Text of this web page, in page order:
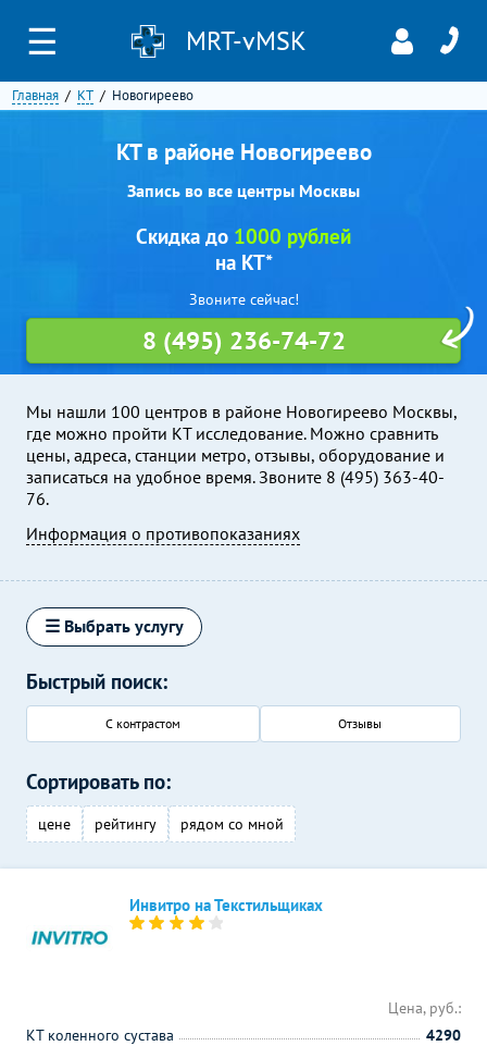
☰ MRT-vMSK
Главная КТ Новогиреево
КТ в районе Новогиреево
Запись во все центры Москвы
Мы нашли 100 центров в районе Новогиреево Москвы,
где можно пройти КТ исследование. Можно сравнить
цены, адреса, станции метро, отзывы, оборудование и
записаться на удобное время. Звоните 8 (495) 363-40-
76.
Информация о противопоказаниях
Скидка до 1000 рублей
на КТ*
Звоните сейчас!
8 (495) 236-74-72
☰ Выбрать услугу
Быстрый поиск:
С контрастом Отзывы
Сортировать по:
цене рейтингу рядом со мной
Инвитро на Текстильщиках
Цена, руб.:
КТ коленного сустава
4290